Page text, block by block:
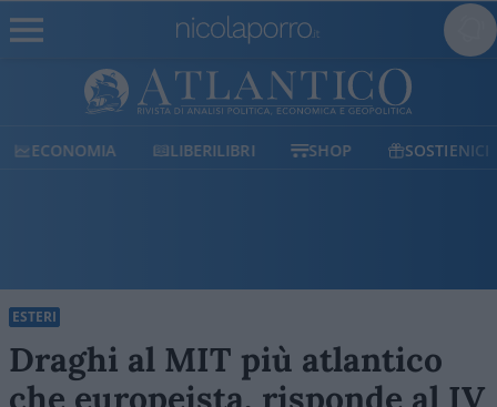
ECONOMIA LIBERILIBRI SHOP SOSTIENICI
ESTERI
Draghi al MIT più atlantico
che europeista, risponde al IV